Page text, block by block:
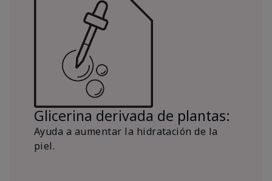
Glicerina derivada de plantas:
Ayuda a aumentar la hidratación de la
piel.